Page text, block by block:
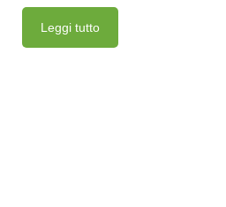
Leggi tutto